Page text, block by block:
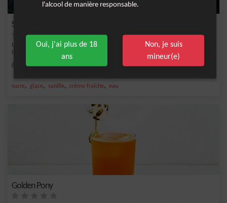
Smoothie aux Fruits Secs
Un smoothie gourmand au délicieux mélange de fruits secs, de noix et de lait.
C'est une...
Facile
sucre, glace, vanille, crème fraîche, eau
Golden Pony
l'alcool de manière responsable.
Oui, j'ai plus de 18
ans
Non, je suis
mineur(e)